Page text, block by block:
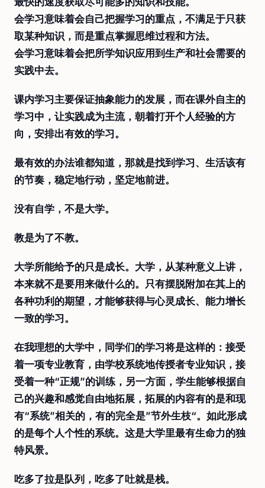
会学习意味着会自己把握学习的重点，不满足于只获
取某种知识，而是重点掌握思维过程和方法。
会学习意味着会把所学知识应用到生产和社会需要的
实践中去。
课内学习主要保证抽象能力的发展，而在课外自主的
学习中，让实践成为主流，朝着打开个人经验的方
向，安排出有效的学习。
最有效的办法谁都知道，那就是找到学习、生活该有
的节奏，稳定地行动，坚定地前进。
没有自学，不是大学。
教是为了不教。
大学所能给予的只是成长。大学，从某种意义上讲，
本来就不是要用来做什么的。只有摆脱附加在其上的
各种功利的期望，才能够获得与心灵成长、能力增长
一致的学习。
在我理想的大学中，同学们的学习将是这样的：接受
着一项专业教育，由学校系统地传授者专业知识，接
受着一种“正规”的训练，另一方面，学生能够根据自
己的兴趣和感觉自由地拓展，拓展的内容有的是和现
有“系统”相关的，有的完全是”节外生枝“。如此形成
的是每个人个性的系统。这是大学里最有生命力的独
特风景。
吃多了拉是队列，吃多了吐就是栈。